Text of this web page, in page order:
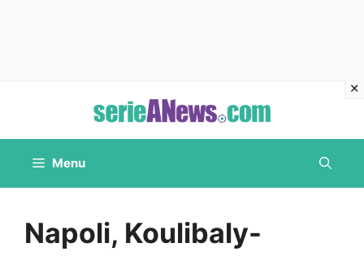
contenuto
Menu
Napoli, Koulibaly-